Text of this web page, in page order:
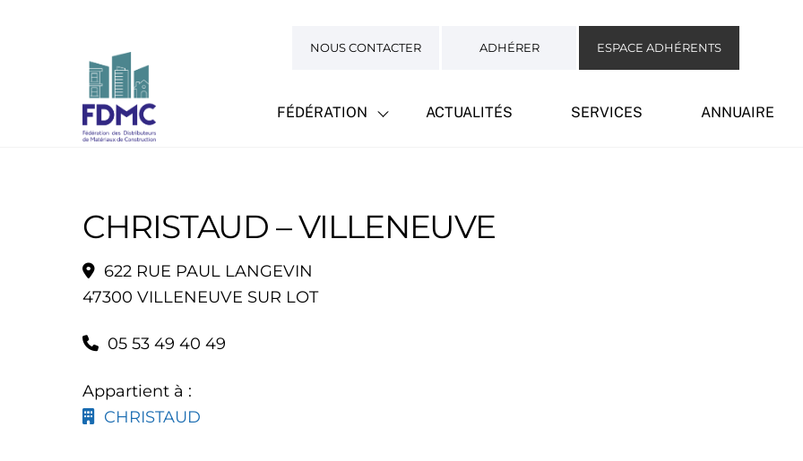
NOUS CONTACTER ADHÉRER ESPACE ADHÉRENTS
FÉDÉRATION ACTUALITÉS SERVICES ANNUAIRE
CHRISTAUD – VILLENEUVE
622 RUE PAUL LANGEVIN
47300 VILLENEUVE SUR LOT
05 53 49 40 49
Appartient à :
CHRISTAUD